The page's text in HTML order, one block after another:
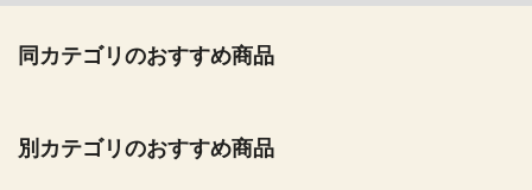
同カテゴリのおすすめ商品
別カテゴリのおすすめ商品